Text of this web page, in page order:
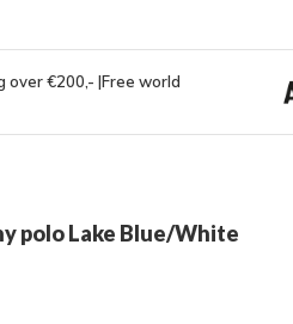
over €200,- |Free world
polo Lake Blue/White